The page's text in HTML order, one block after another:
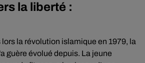
la liberté :
la révolution islamique en 1979, la
guère évolué depuis. La jeune